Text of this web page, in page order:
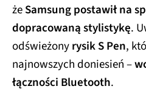
żeSamsung postawił na
dopracowaną stylistykę.
odświeżonyrysik S Pen,
najnowszych doniesień –
łączności Bluetooth.